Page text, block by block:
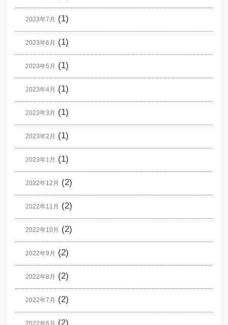
2023年7月 (1)
2023年6月 (1)
2023年5月 (1)
2023年4月 (1)
2023年3月 (1)
2023年2月 (1)
2023年1月 (1)
2022年12月 (2)
2022年11月 (2)
2022年10月 (2)
2022年9月 (2)
2022年8月 (2)
2022年7月 (2)
(2)